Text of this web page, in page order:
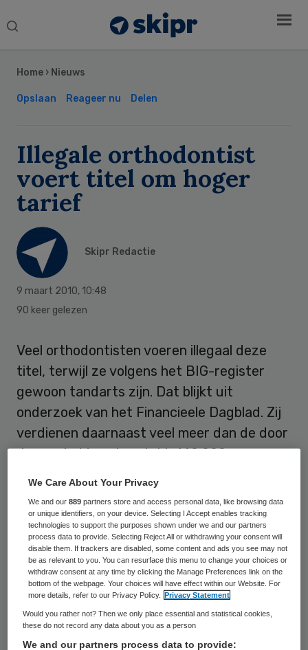
Search
Home › Nieuws
Opslaan Reageer nu Delen
Illegale orthodontist
voert titel om hoger
tarief
Skipr Redactie
9 maart 2010, 10:48
90 keer gelezen
Veel orthodontisten voeren illegaal deze
titel, terwijl ze volgens het BIG-register
gewoon tandarts zijn. Dat blijkt uit
onderzoek van het Financieele Dagblad. Zij
verdienen daarnaast veel meer dan de door
de overheid vastgestelde140.000 euro,
Spoeddebat
De SP, PvdA en de VVD vinden dat de
Inspectie voor de Gezondheidszorg (IGZ) en
justitie moeten optreden. De PvdA heeft
een spoeddebat aangevraagd.
Sidebar
We Care About Your Privacy
We and our889 partners store and access personal data, like browsing data
or unique identifiers, on your device. Selecting I Accept enables tracking
technologies to support the purposes shown under we and our partners
process data to provide. Selecting Reject All or withdrawing your consent will
disable them. If trackers are disabled, some content and ads you see may not
be as relevant to you. You can resurface this menu to change your choices or
withdraw consent at any time by clicking the Manage Preferences link on the
bottom of the webpage. Your choices will have effect within our Website. For
more details, refer to our Privacy Policy.
Privacy Statement
Would you rather not? Then we only place essential and statistical cookies,
these do not record any data about you as a person
We and our partners process data to provide: